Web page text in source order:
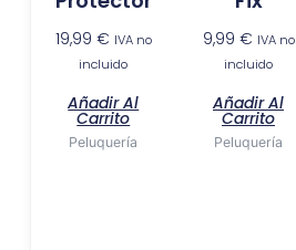
19,99 € IVA no
incluido
Añadir Al
Carrito
Peluquería
9,99 € IVA no
incluido
Añadir Al
Carrito
Peluquería